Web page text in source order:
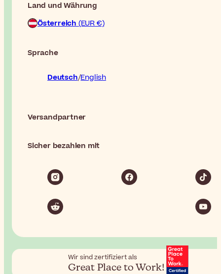
Land und Währung
Österreich(EUR €)
Sprache
Deutsch English
Versandpartner
Sicher bezahlen mit
Wir sind zertifiziert als
Great Place to Work!